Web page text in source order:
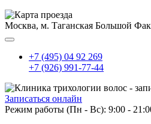
Москва, м. Таганская Большой
+7 (495) 04 92 269
+7 (926) 991-77-44
Записаться онлайн
Режим работы (Пн - Вс): 9:00 -